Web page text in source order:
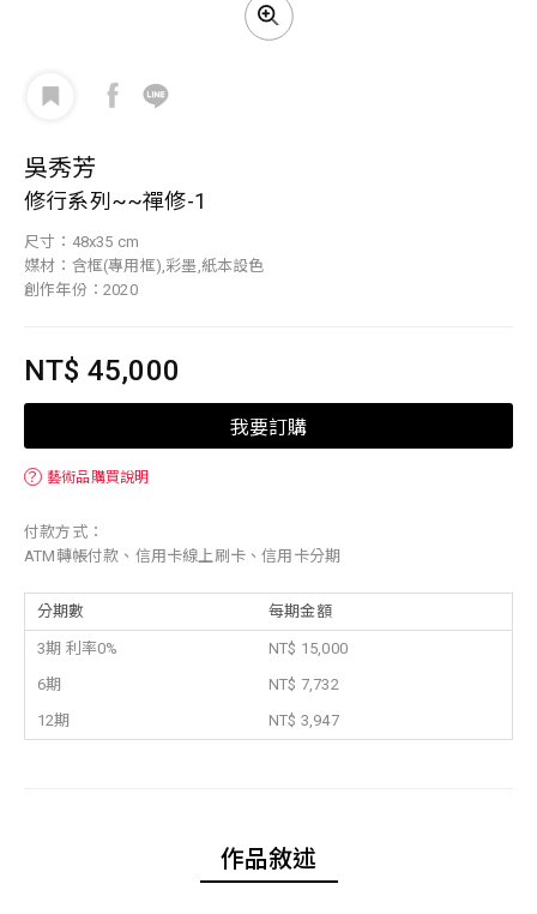
吳秀芳
修行系列~~禪修-1
尺寸：48x35 cm
媒材：含框(專用框),彩墨,紙本設色
創作年份：2020
NT$ 45,000
我要訂購
？ 藝術品購買說明
付款方式：
ATM轉帳付款、信用卡線上刷卡、信用卡分期
分期數 每期金額
3期 利率0%
NT$ 15,000
6期
NT$ 7,732
12期
NT$ 3,947
作品敘述